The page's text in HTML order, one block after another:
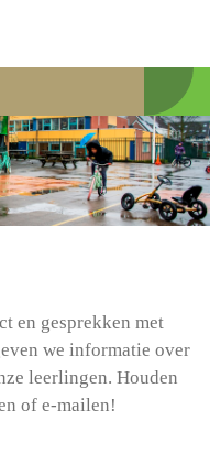
en gesprekken met
we informatie over
leerlingen. Houden
of e-mailen!